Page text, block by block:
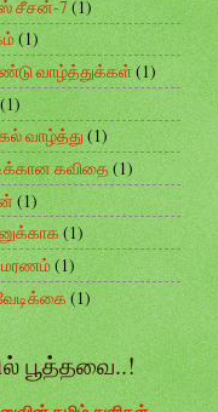
சீசன்-7(1)
(1)
வாழ்த்துக்கள்(1)
(1)
வாழ்த்து(1)
கவிதை(1)
(1)
(1)
மரணம்(1)
(1)
பூத்தவை..!